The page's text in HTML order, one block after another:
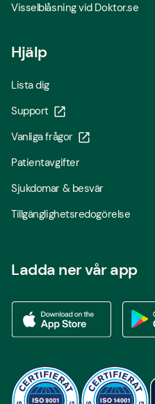
Visselblåsning vid Doktor.se
Hjälp
Lista dig
Support
Vanliga frågor
Patientavgifter
Sjukdomar & besvär
Tillgänglighetsredogörelse
Ladda ner vår app